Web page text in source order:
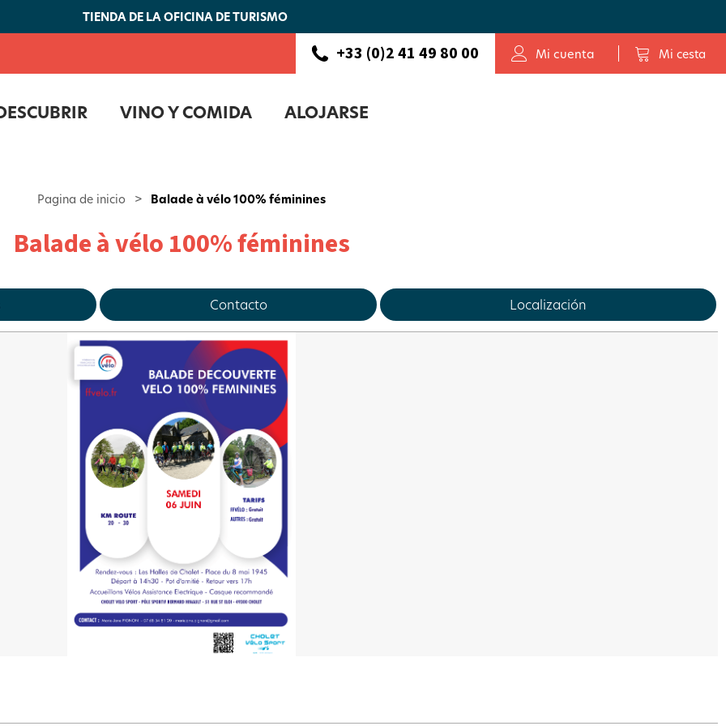
TIENDA DE LA OFICINA DE TURISMO
+33 (0)2 41 49 80 00 Mi cuenta Mi cesta
VINO Y COMIDA ALOJARSE
Pagina de inicio > Balade à vélo 100% féminines
Balade à vélo 100% féminines
Contacto Localización